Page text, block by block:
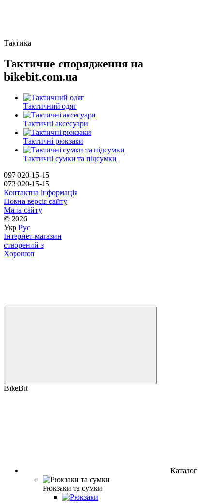
Тактика
Тактичне спорядження на
bikebit.com.ua
Тактичний одяг
Тактичні аксесуари
Тактичні рюкзаки
Тактичні сумки та підсумки
097 020-15-15
073 020-15-15
Контактна інформація
Повна версія сайту
Мапа сайту
© 2026
Укр Рус
Інтернет-магазин
створений з
Хорошоп
BikeBit
Каталог
Рюкзаки та сумки